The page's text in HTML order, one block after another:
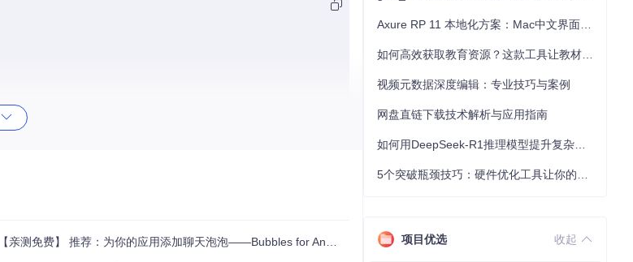
【亲测免费】 推荐：为你的应用添加聊天泡泡——Bubbles for Android
视频元数据深度编辑：专业技巧与案例
网盘直链下载技术解析与应用指南
项目优选 收起